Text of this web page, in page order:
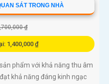
SÁT TRONG NHÀ
₫
1,400,000 ₫
phẩm với khả năng thu âm
khả năng đáng kinh ngạc